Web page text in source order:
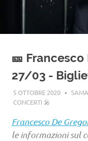
🎫
27/03 -
5 OTTOBRE 2020
CONCERTI 🎤
Francesco De
le informazioni sul